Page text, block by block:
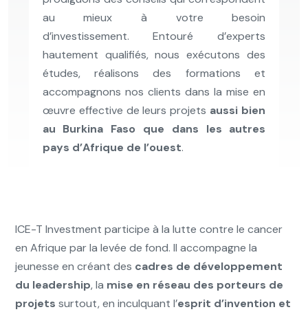
au mieux à votre besoin
d’investissement. Entouré d’experts
hautement qualifiés, nous exécutons des
études, réalisons des formations et
accompagnons nos clients dans la mise en
œuvre effective de leurs projets aussi bien
au Burkina Faso que dans les autres
pays d’Afrique de l’ouest.
ICE-T Investment participe à la lutte contre le cancer
en Afrique par la levée de fond. Il accompagne la
jeunesse en créant des cadres de développement
du leadership, la mise en réseau des porteurs de
projets surtout, en inculquant l’esprit d’invention et